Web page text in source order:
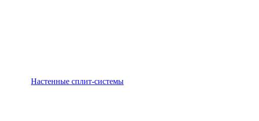
Настенные сплит-системы